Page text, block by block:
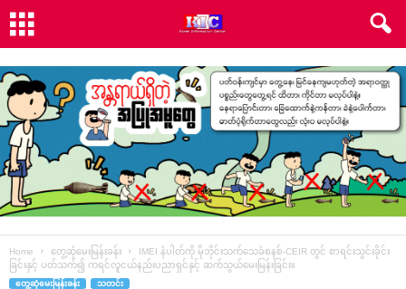
Home တွေ့ဆုံမေးမြန်းခန်း
IMEI နံပါတ်ကို မိုဘိုင်းသက်သေခံစနစ်-CEIR တွင် စာရင်းသွင်းခိုင်း
ခြင်းနှင့် ပတ်သက်၍ ကရင်လူငယ်နည်းပညာရှင်နှင့် ဆက်သွယ်မေးမြန်းခြင်း။
တွေ့ဆုံမေးမြန်းခန်း သတင်း